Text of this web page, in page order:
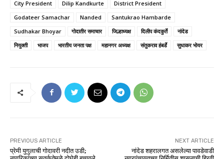
City President
Dilip Kandkurte
District President
Godateer Samachar
Nanded
Santukrao Hambarde
Sudhakar Bhoyar
गोदातीर समाचार जिल्हाध्यक्ष दिलीप कंदकुर्ते
नांदेड
नियुक्ती
भाजप भारतीय जनता पक्ष महानगर अध्यक्ष संतुकराव हंबर्डे सुधाकर भोयर
PREVIOUS ARTICLE
प्रेमी युगुलाची गोदावरी नदीत उडी;
NEXT ARTICLE
नांदेड शहरालगत असलेल्या पावडेवाडी